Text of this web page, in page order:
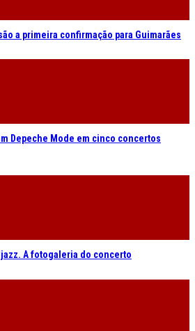
a primeira confirmação para Guimarães
Depeche Mode em cinco concertos
A fotogaleria do concerto